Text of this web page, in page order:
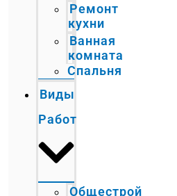
Ремонт
кухни
Ванная
комната
Спальня
Виды
Работ
Общестрой